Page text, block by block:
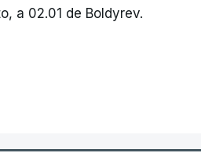
a 02.01 de Boldyrev.